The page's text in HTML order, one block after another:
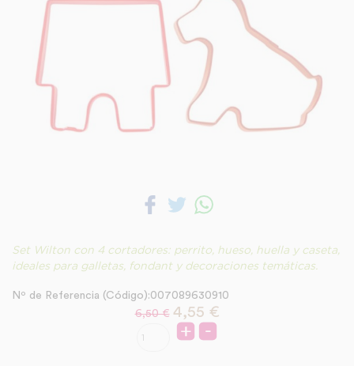
Set Wilton con 4 cortadores: perrito, hueso, huella y caseta,
ideales para galletas, fondant y decoraciones temáticas.
Nº de Referencia (Código):007089630910
6,50 € 4,55 €